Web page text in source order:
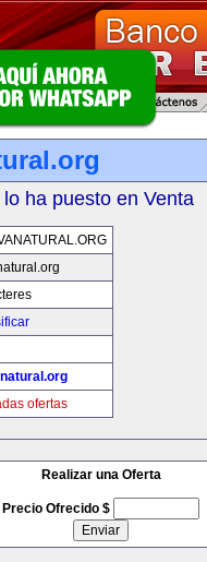
ha puesto en Venta
ofertas
Realizar una Oferta
Precio Ofrecido $